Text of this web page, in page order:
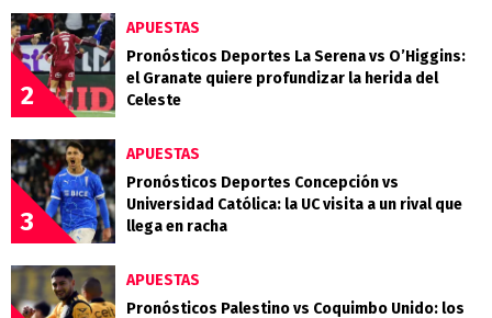
2
APUESTAS
Pronósticos Deportes La Serena vs O’Higgins:
el Granate quiere profundizar la herida del
Celeste
3
APUESTAS
Pronósticos Deportes Concepción vs
Universidad Católica: la UC visita a un rival que
llega en racha
APUESTAS
Pronósticos Palestino vs Coquimbo Unido: los